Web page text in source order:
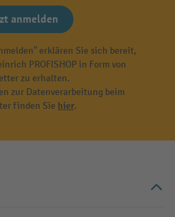
anmelden
erklären Sie sich bereit,
PROFISHOP in Form von
zu erhalten.
zur Datenverarbeitung beim
finden Sie hier.